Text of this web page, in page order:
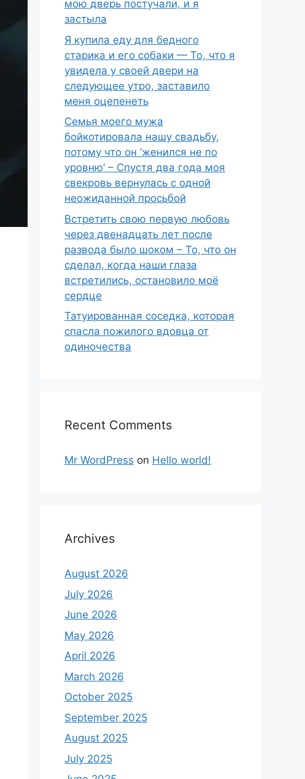
мою дверь постучали, и я
застыла
Я купила еду для бедного
старика и его собаки — То, что я
увидела у своей двери на
следующее утро, заставило
меня оцепенеть
Семья моего мужа
бойкотировала нашу свадьбу,
потому что он ‘женился не по
уровню’ – Спустя два года моя
свекровь вернулась с одной
неожиданной просьбой
Встретить свою первую любовь
через двенадцать лет после
развода было шоком – То, что он
сделал, когда наши глаза
встретились, остановило моё
сердце
Татуированная соседка, которая
спасла пожилого вдовца от
одиночества
Recent Comments
Mr WordPress on Hello world!
Archives
August 2026
July 2026
June 2026
May 2026
April 2026
March 2026
October 2025
September 2025
August 2025
July 2025